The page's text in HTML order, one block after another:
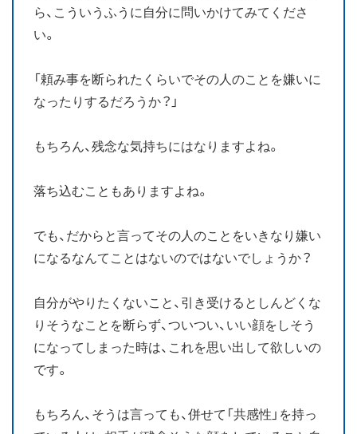
ら、こういうふうに自分に問いかけてみてくださ
い。
「頼み事を断られたくらいでその人のことを嫌いに
なったりするだろうか？」
もちろん、残念な気持ちにはなりますよね。
落ち込むこともありますよね。
でも、だからと言ってその人のことをいきなり嫌い
になるなんてことはないのではないでしょうか？
自分がやりたくないこと、引き受けるとしんどくな
りそうなことを断らず、ついつい、いい顔をしそう
になってしまった時は、これを思い出して欲しいの
です。
もちろん、そうは言っても、併せて「共感性」を持っ